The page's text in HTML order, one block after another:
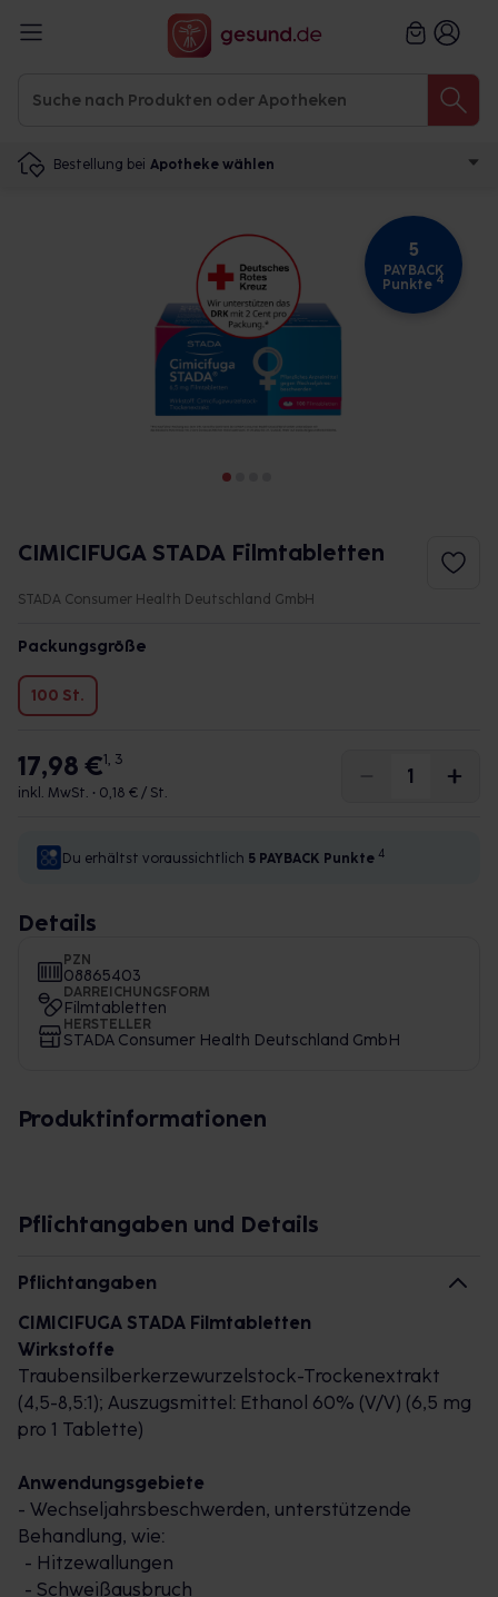
Bestellung bei Apotheke wählen
5
PAYBACK
Punkte 4
CIMICIFUGA STADA Filmtabletten
STADA Consumer Health Deutschland GmbH
Packungsgröße
100 St.
17,98 €1, 3
inkl. MwSt. • 0,18 € / St.
Du erhältst voraussichtlich 5 PAYBACK Punkte 4
Details
PZN
08865403
DARREICHUNGSFORM
Filmtabletten
HERSTELLER
STADA Consumer Health Deutschland GmbH
Produktinformationen
Pflichtangaben und Details
Pflichtangaben
CIMICIFUGA STADA Filmtabletten
Wirkstoffe
Traubensilberkerzewurzelstock-Trockenextrakt
(4,5-8,5:1); Auszugsmittel: Ethanol 60% (V/V) (6,5 mg
pro 1 Tablette)
Anwendungsgebiete
- Wechseljahrsbeschwerden, unterstützende
Behandlung, wie:
- Hitzewallungen
- Schweißausbruch